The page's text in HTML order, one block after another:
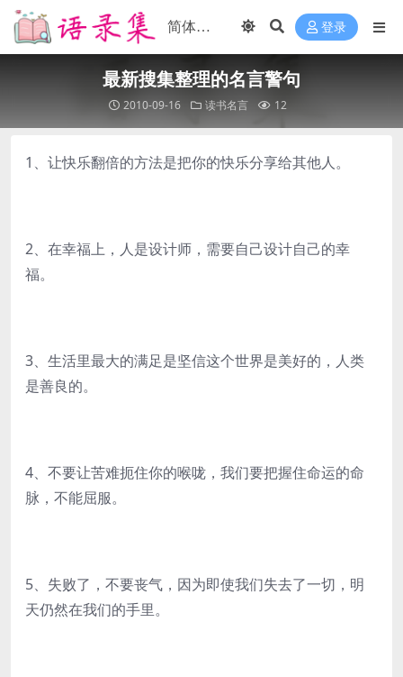
登录
最新搜集整理的名言警句
2010-09-16 读书名言 12
1、让快乐翻倍的方法是把你的快乐分享给其他人。
2、在幸福上，人是设计师，需要自己设计自己的幸
福。
3、生活里最大的满足是坚信这个世界是美好的，人类
是善良的。
4、不要让苦难扼住你的喉咙，我们要把握住命运的命
脉，不能屈服。
5、失败了，不要丧气，因为即使我们失去了一切，明
天仍然在我们的手里。